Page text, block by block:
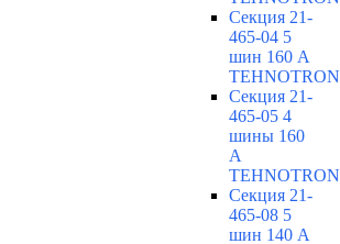
Секция 21-
465-04 5
шин 160 А
TEHNOTRON
Секция 21-
465-05 4
шины 160
А
TEHNOTRON
Секция 21-
465-08 5
шин 140 А